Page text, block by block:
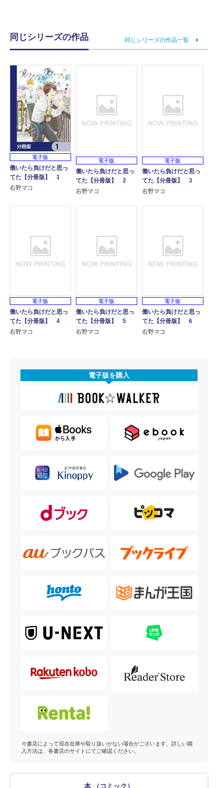
同じシリーズの作品 同じシリーズの作品一覧
電子版
働いたら負けだと思っ
てた【分冊版】 1
右野マコ
電子版
働いたら負けだと思っ
てた【分冊版】 2
右野マコ
電子版
働いたら負けだと思っ
てた【分冊版】 3
右野マコ
電子版
働いたら負けだと思っ
てた【分冊版】 4
右野マコ
電子版
働いたら負けだと思っ
てた【分冊版】 5
右野マコ
電子版
働いたら負けだと思っ
てた【分冊版】 6
右野マコ
電子版を購入
※書店によって現在在庫や取り扱いがない場合がございます。詳しい購
入方法は、各書店のサイトにてご確認ください。
本 （コミック）